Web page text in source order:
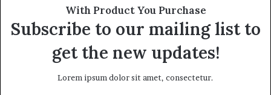
With Product You Purchase
Subscribe to our mailing list to
get the new updates!
Lorem ipsum dolor sit amet, consectetur.